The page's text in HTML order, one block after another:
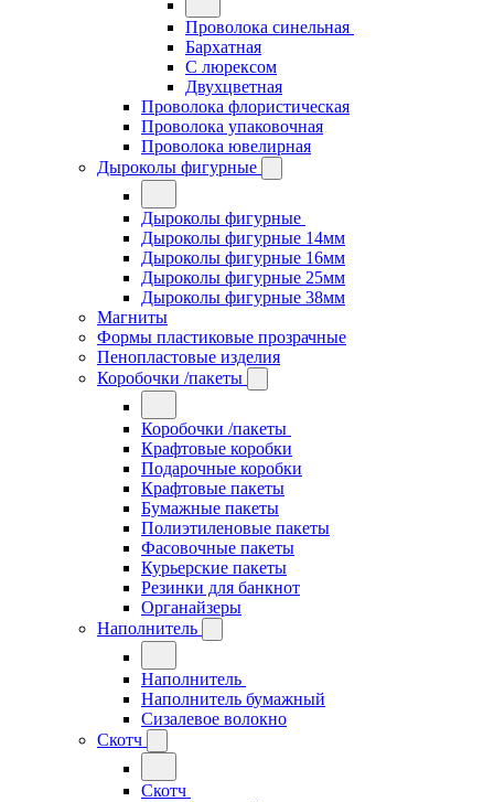
Проволока синельная
Бархатная
С люрексом
Двухцветная
Проволока флористическая
Проволока упаковочная
Проволока ювелирная
Дыроколы фигурные
Дыроколы фигурные
Дыроколы фигурные 14мм
Дыроколы фигурные 16мм
Дыроколы фигурные 25мм
Дыроколы фигурные 38мм
Магниты
Формы пластиковые прозрачные
Пенопластовые изделия
Коробочки /пакеты
Коробочки /пакеты
Крафтовые коробки
Подарочные коробки
Крафтовые пакеты
Бумажные пакеты
Полиэтиленовые пакеты
Фасовочные пакеты
Курьерские пакеты
Резинки для банкнот
Органайзеры
Наполнитель
Наполнитель
Наполнитель бумажный
Сизалевое волокно
Скотч
Скотч